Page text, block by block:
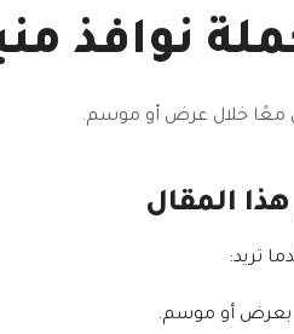
نوافذ
معًا خلال عرض أو موسم.
المقال
تريد:
بعرض أو موسم.